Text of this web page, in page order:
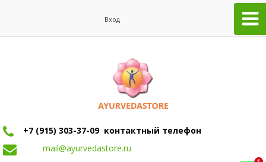
Вход
+7 (915) 303-37-09 контактный телефон
mail@ayurvedastore.ru